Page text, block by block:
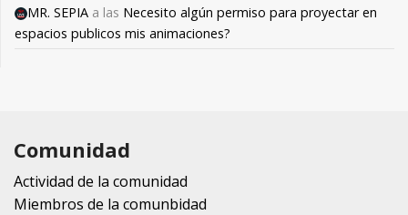
MR. SEPIA a las Necesito algún permiso para proyectar en
espacios publicos mis animaciones?
Comunidad
Actividad de la comunidad
Miembros de la comunbidad